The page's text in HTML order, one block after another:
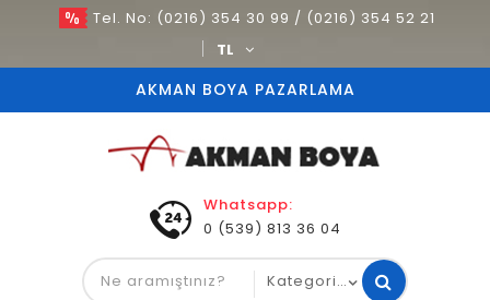
Tel. No: (0216) 354 30 99 / (0216) 354 52 21
TL
AKMAN BOYA PAZARLAMA
Whatsapp:
0 (539) 813 36 04